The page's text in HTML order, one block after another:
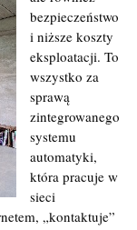
bezpieczeństwo
i niższe koszty
eksploatacji. To
wszystko za
sprawą
zintegrowanego
systemu
automatyki,
która pracuje w
sieci
„kontaktuje”